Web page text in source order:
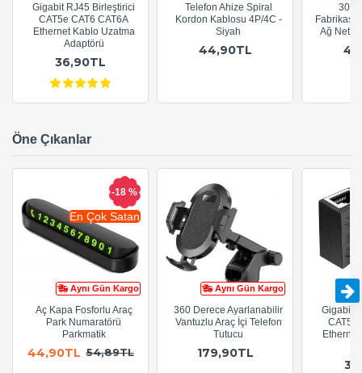
Gigabit RJ45 Birleştirici
CAT5e CAT6 CAT6A
Ethernet Kablo Uzatma
Adaptörü
36,90TL
Telefon Ahize Spiral
Kordon Kablosu 4P/4C -
Siyah
44,90TL
Ağ
Öne Çıkanlar
Aynı Gün Kargo
En Çok Satan
-18 %
Aç Kapa Fosforlu Araç
Park Numaratörü
Parkmatik
44,90TL 54,89TL
Aynı Gün Kargo
360 Derece Ayarlanabilir
Vantuzlu Araç İçi Telefon
Tutucu
179,90TL
Gigabit
CAT5e